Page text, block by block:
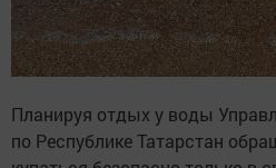
Планируя отдых у воды
по Республике Татарстан